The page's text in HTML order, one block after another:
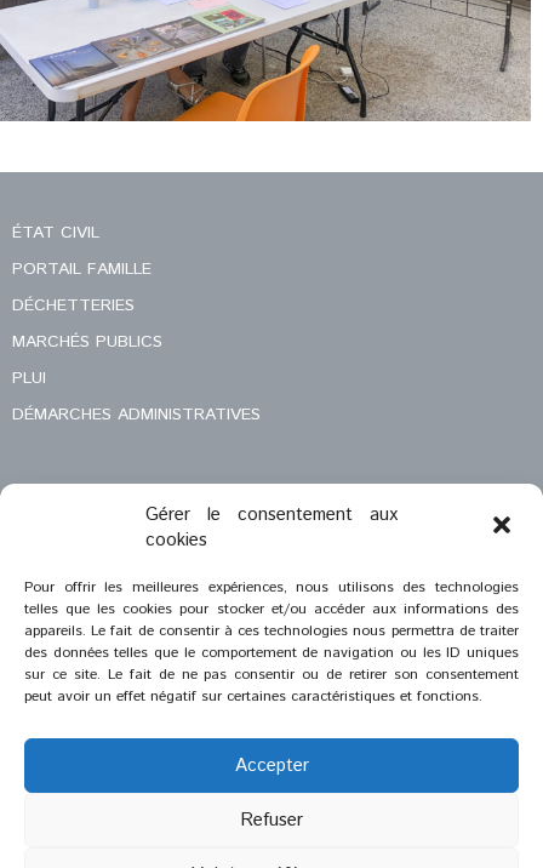
Gérer le consentement aux
cookies
Pour offrir les meilleures expériences, nous utilisons des technologies
telles que les cookies pour stocker et/ou accéder aux informations des
appareils. Le fait de consentir à ces technologies nous permettra de traiter
des données telles que le comportement de navigation ou les ID uniques
sur ce site. Le fait de ne pas consentir ou de retirer son consentement
peut avoir un effet négatif sur certaines caractéristiques et fonctions.
Accepter
Refuser
ÉTAT CIVIL
PORTAIL FAMILLE
DÉCHETTERIES
MARCHÉS PUBLICS
PLUI
DÉMARCHES ADMINISTRATIVES
MENTIONS LÉGALES